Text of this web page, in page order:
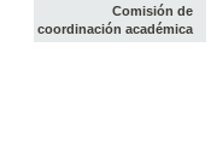
Comisión de
coordinación académica